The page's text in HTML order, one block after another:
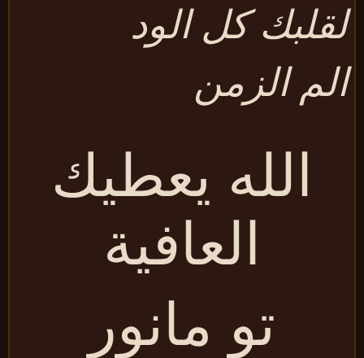
كل الود
الزمن
الله يعطيك
العافية
تو مانور